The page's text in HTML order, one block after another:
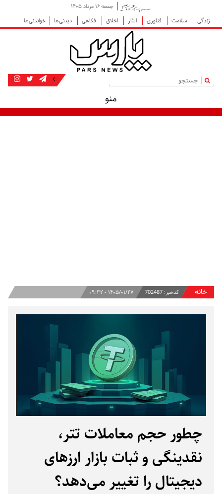
جمعه ۱۶ مرداد ۱۴۰۵
زندگی
سلامت فناوری ایثار اخلاق فکاهی دیدنی‌ها خواندنی‌ها
|
منو
خانه کدخبر: 702487 ۱۴۰۵/۰۱/۲۷ - ۰۹:۳۲
چطور حجم معاملات تتر،
نقدینگی و ثبات بازار ارزهای
دیجیتال را تغییر می‌دهد؟